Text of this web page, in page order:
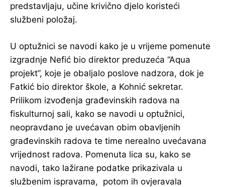
predstavljaju, učine krivično djelo koristeći
službeni položaj.
U optužnici se navodi kako je u vrijeme pomenute
izgradnje Nefić bio direktor preduzeća “Aqua
projekt”, koje je obaljalo poslove nadzora, dok je
Fatkić bio direktor škole, a Kohnić sekretar.
Prilikom izvođenja građevinskih radova na
fiskulturnoj sali, kako se navodi u optužnici,
neopravdano je uvećavan obim obavljenih
građevinskih radova te time nerealno uvećavana
vrijednost radova. Pomenuta lica su, kako se
navodi, tako lažirane podatke prikazivala u
službenim ispravama, potom ih ovjeravala